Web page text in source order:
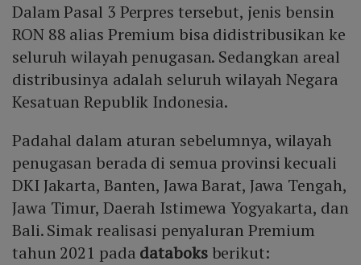
Dalam Pasal 3 Perpres tersebut, jenis bensin
RON 88 alias Premium bisa didistribusikan ke
seluruh wilayah penugasan. Sedangkan areal
distribusinya adalah seluruh wilayah Negara
Kesatuan Republik Indonesia.
Padahal dalam aturan sebelumnya, wilayah
penugasan berada di semua provinsi kecuali
DKI Jakarta, Banten, Jawa Barat, Jawa Tengah,
Jawa Timur, Daerah Istimewa Yogyakarta, dan
Bali. Simak realisasi penyaluran Premium
tahun 2021 pada databoksberikut: